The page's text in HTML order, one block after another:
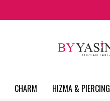
CHARM HIZMA & PIERCING